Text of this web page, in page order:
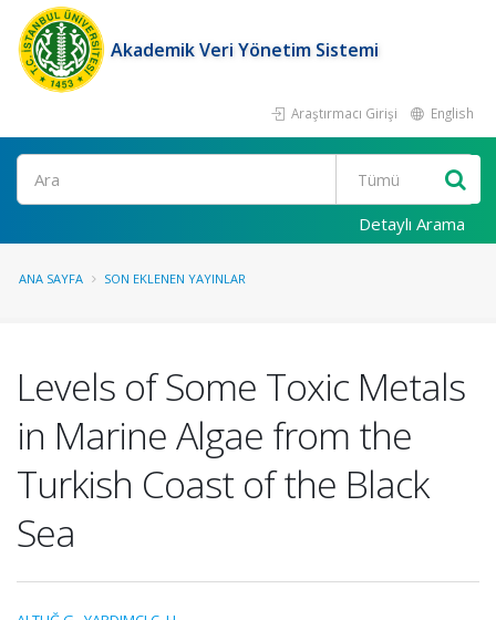
Akademik Veri Yönetim Sistemi
Araştırmacı Girişi English
Ara
Detaylı Arama
ANA SAYFA SON EKLENEN YAYINLAR
Levels of Some Toxic Metals
in Marine Algae from the
Turkish Coast of the Black
Sea